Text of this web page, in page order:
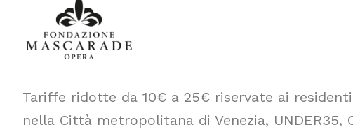
Tariffe ridotte da 10€ a 25€ riservate ai
nella Città metropolitana di Venezia, UNDER35,